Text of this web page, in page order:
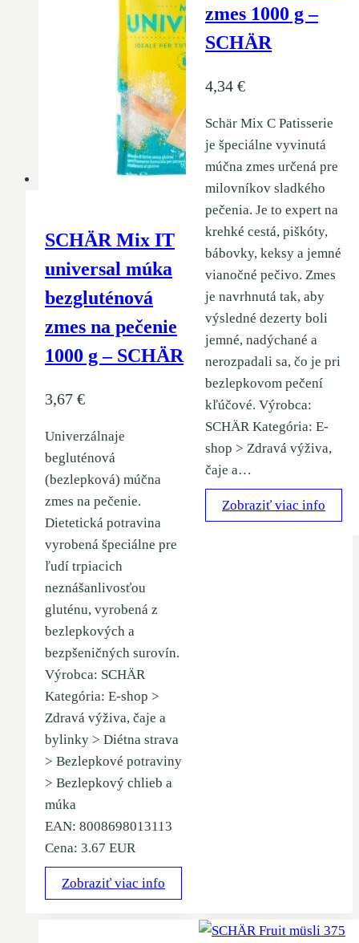
SCHÄR Mix IT
universal múka
bezgluténová
zmes na pečenie
1000 g – SCHÄR
3,67 €
Univerzálnaje
begluténová
(bezlepková) múčna
zmes na pečenie.
Dietetická potravina
vyrobená špeciálne pre
ľudí trpiacich
neznášanlivosťou
gluténu, vyrobená z
bezlepkových a
bezpšeničných surovín.
Výrobca: SCHÄR
Kategória: E-shop >
Zdravá výživa, čaje a
bylinky > Diétna strava
> Bezlepkové potraviny
> Bezlepkový chlieb a
múka
EAN: 8008698013113
Cena: 3.67 EUR
Zobraziť viac info
zmes 1000 g –
SCHÄR
4,34 €
Schär Mix C Patisserie
je špeciálne vyvinutá
múčna zmes určená pre
milovníkov sladkého
pečenia. Je to expert na
krehké cestá, piškóty,
bábovky, keksy a jemné
vianočné pečivo. Zmes
je navrhnutá tak, aby
výsledné dezerty boli
jemné, nadýchané a
nerozpadali sa, čo je pri
bezlepkovom pečení
kľúčové. Výrobca:
SCHÄR Kategória: E-
shop > Zdravá výživa,
čaje a…
Zobraziť viac info